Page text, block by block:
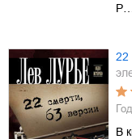
Р…
22
В